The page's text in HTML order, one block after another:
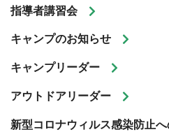
指導者講習会
キャンプのお知らせ
キャンプリーダー
アウトドアリーダー
新型コロナウィルス感染防止